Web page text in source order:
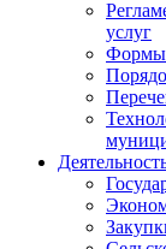
услуг
Формы